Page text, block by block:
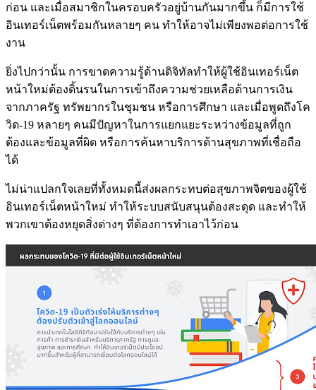
ก่อน และเมื่อสมาชิกในครอบครัวอยู่บ้านกันมากขึ้น ก็มีการใช้
อินเทอร์เน็ตพร้อมกันหลายๆ คน ทำให้อาจไม่เพียงพอต่อการใช้
งาน
ยิ่งไปกว่านั้น การขาดความรู้ด้านดิจิทัลทำให้ผู้ใช้อินเทอร์เน็ต
หน้าใหม่ต้องดิ้นรนในการเข้าถึงความช่วยเหลือด้านการเงิน
จากภาครัฐ ทรัพยากรในชุมชน หรือการศึกษา และเมื่อพูดถึงโค
วิด-19 หลายๆ คนมีปัญหาในการแยกแยะระหว่างข้อมูลที่ถูก
ต้องและข้อมูลที่ผิด หรือการค้นหาบริการด้านสุขภาพที่เชื่อถือ
ได้
ไม่น่าแปลกใจเลยที่ทั้งหมดนี้ส่งผลกระทบต่อสุขภาพจิตของผู้ใช้
อินเทอร์เน็ตหน้าใหม่ ทำให้ระบบสนับสนุนต้องสะดุด และทำให้
พวกเขาต้องหยุดสิ่งต่างๆ ที่ต้องการทำเอาไว้ก่อน